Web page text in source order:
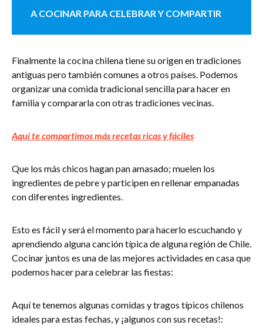
A COCINAR PARA CELEBRAR Y COMPARTIR
Finalmente la cocina chilena tiene su origen en tradiciones
antiguas pero también comunes a otros países. Podemos
organizar una comida tradicional sencilla para hacer en
familia y compararla con otras tradiciones vecinas.
Aquí te compartimos más recetas ricas y fáciles
Que los más chicos hagan pan amasado; muelen los
ingredientes de pebre y participen en rellenar empanadas
con diferentes ingredientes.
Esto es fácil y será el momento para hacerlo escuchando y
aprendiendo alguna canción típica de alguna región de Chile.
Cocinar juntos es una de las mejores actividades en casa que
podemos hacer para celebrar las fiestas:
Aquí te tenemos algunas comidas y tragos típicos chilenos
ideales para estas fechas, y ¡algunos con sus recetas!: